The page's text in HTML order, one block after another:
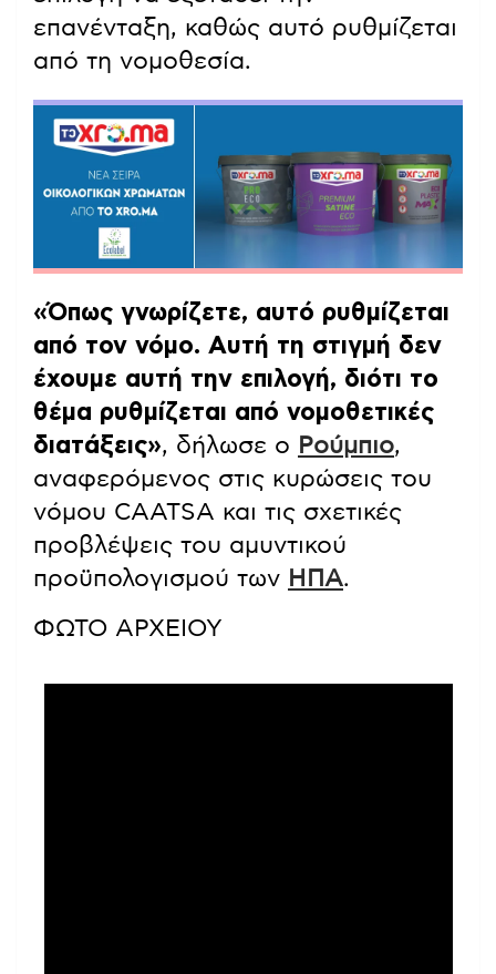
επανένταξη, καθώς αυτό ρυθμίζεται
από τη νομοθεσία.
«Όπως γνωρίζετε, αυτό ρυθμίζεται
από τον νόμο. Αυτή τη στιγμή δεν
έχουμε αυτή την επιλογή, διότι το
θέμα ρυθμίζεται από νομοθετικές
διατάξεις», δήλωσε ο Ρούμπιο,
αναφερόμενος στις κυρώσεις του
νόμου CAATSA και τις σχετικές
προβλέψεις του αμυντικού
προϋπολογισμού των ΗΠΑ.
ΦΩΤΟ ΑΡΧΕΙΟΥ